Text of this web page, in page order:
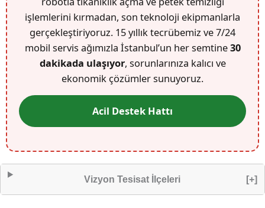
işlemlerini kırmadan, son teknoloji ekipmanlarla
gerçekleştiriyoruz. 15 yıllık tecrübemiz ve 7/24
mobil servis ağımızla İstanbul’un her semtine30
dakikada ulaşıyor, sorunlarınıza kalıcı ve
ekonomik çözümler sunuyoruz.
Acil Destek Hattı
Vizyon Tesisat İlçeleri [+]